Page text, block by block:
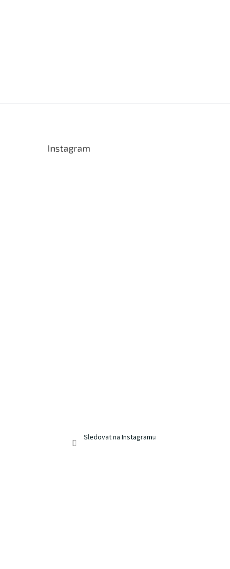
Instagram
Sledovat na Instagramu